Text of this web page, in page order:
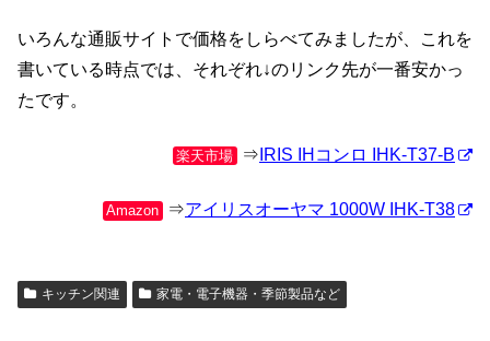
いろんな通販サイトで価格をしらべてみましたが、これを
書いている時点では、それぞれ↓のリンク先が一番安かっ
たです。
楽天市場 ⇒ IRIS IHコンロ IHK-T37-B
Amazon ⇒アイリスオーヤマ 1000W IHK-T38
キッチン関連 家電・電子機器・季節製品など